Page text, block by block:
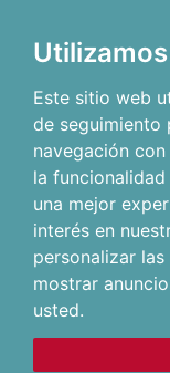
Este sitio web
de seguimiento
navegación
la
una mejor
interés en
personalizar
mostrar
usted.